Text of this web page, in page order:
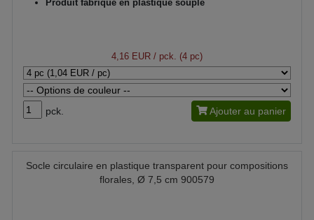
Produit fabriqué en plastique souple
4,16 EUR / pck. (4 pc)
pck. Ajouter au panier
Socle circulaire en plastique transparent pour compositions
florales, Ø 7,5 cm 900579